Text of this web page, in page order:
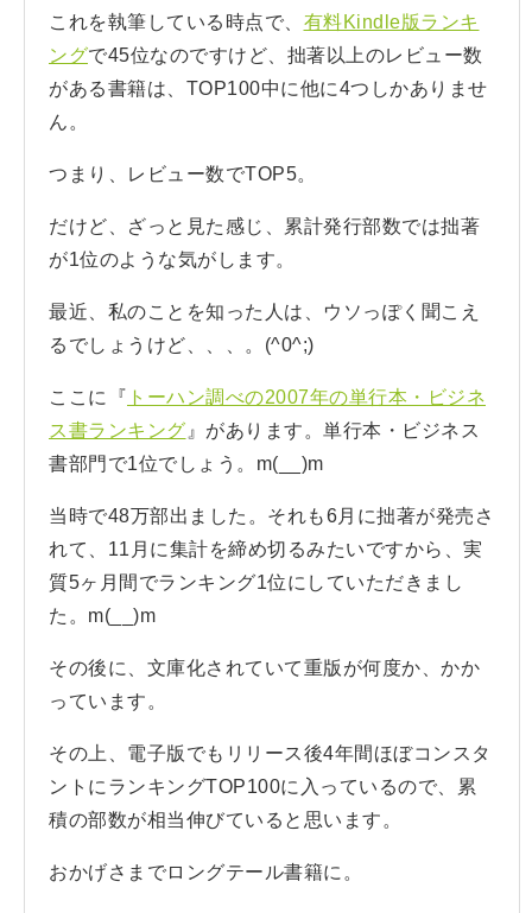
これを執筆している時点で、 有料Kindle版ランキ
ングで45位なのですけど、拙著以上のレビュー数
がある書籍は、TOP100中に他に4つしかありませ
ん。
つまり、レビュー数でTOP5。
だけど、ざっと見た感じ、累計発行部数では拙著
が1位のような気がします。
最近、私のことを知った人は、ウソっぽく聞こえ
るでしょうけど、、、。(^0^;)
ここに『 トーハン調べの2007年の単行本・ビジネ
ス書ランキング 』があります。単行本・ビジネス
書部門で1位でしょう。m(__)m
当時で48万部出ました。それも6月に拙著が発売さ
れて、11月に集計を締め切るみたいですから、実
質5ヶ月間でランキング1位にしていただきまし
た。m(__)m
その後に、文庫化されていて重版が何度か、かか
っています。
その上、電子版でもリリース後4年間ほぼコンスタ
ントにランキングTOP100に入っているので、累
積の部数が相当伸びていると思います。
おかげさまでロングテール書籍に。